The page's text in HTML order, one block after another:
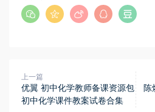
上一篇
优翼 初中化学教师备课资源包
初中化学课件教案试卷合集
陈